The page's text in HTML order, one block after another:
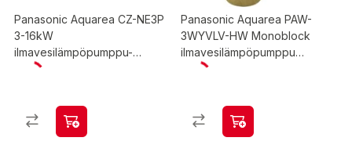
Panasonic Aquarea CZ-NE3P
3-16kW
ilmavesilämpöpumppu-
ulkoyksikköjen pohjavastus
Panasonic Aquarea PAW-
3WYVLV-HW Monoblock
ilmavesilämpöpumppu
vaihtoventtiilipaketti